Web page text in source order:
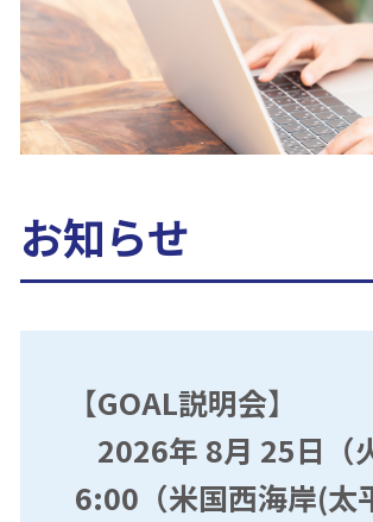
お知らせ
【GOAL説明会】
2026年 8月 25日
6:00（米国西海岸(太